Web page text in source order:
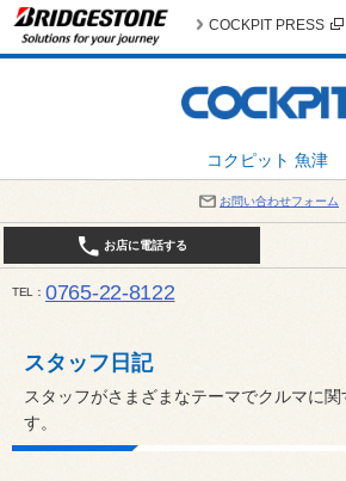
コクピット 魚津
COCKPIT PRESS
お問い合わせフォーム
お店に電話する
TEL 0765-22-8122
スタッフ日記
スタッフがさまざまなテーマでクルマに
す。